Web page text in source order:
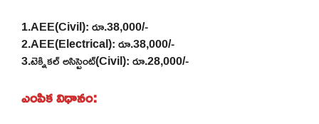
1.AEE(Civil): రూ.38,000/-
2.AEE(Electrical): రూ.38,000/-
3.టెక్నికల్ అసిస్టెంట్(Civil): రూ.28,000/-
ఎంపిక విధానం: